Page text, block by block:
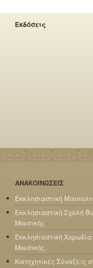
Εκδόσεις
ΑΝΑΚΟΙΝΩΣΕΙΣ
Εκκλησιαστική
Εκκλησιαστική Σχολή
Μουσικής
Εκκλησιαστική
Μουσικής
Κατηχητικές Σύναξεις